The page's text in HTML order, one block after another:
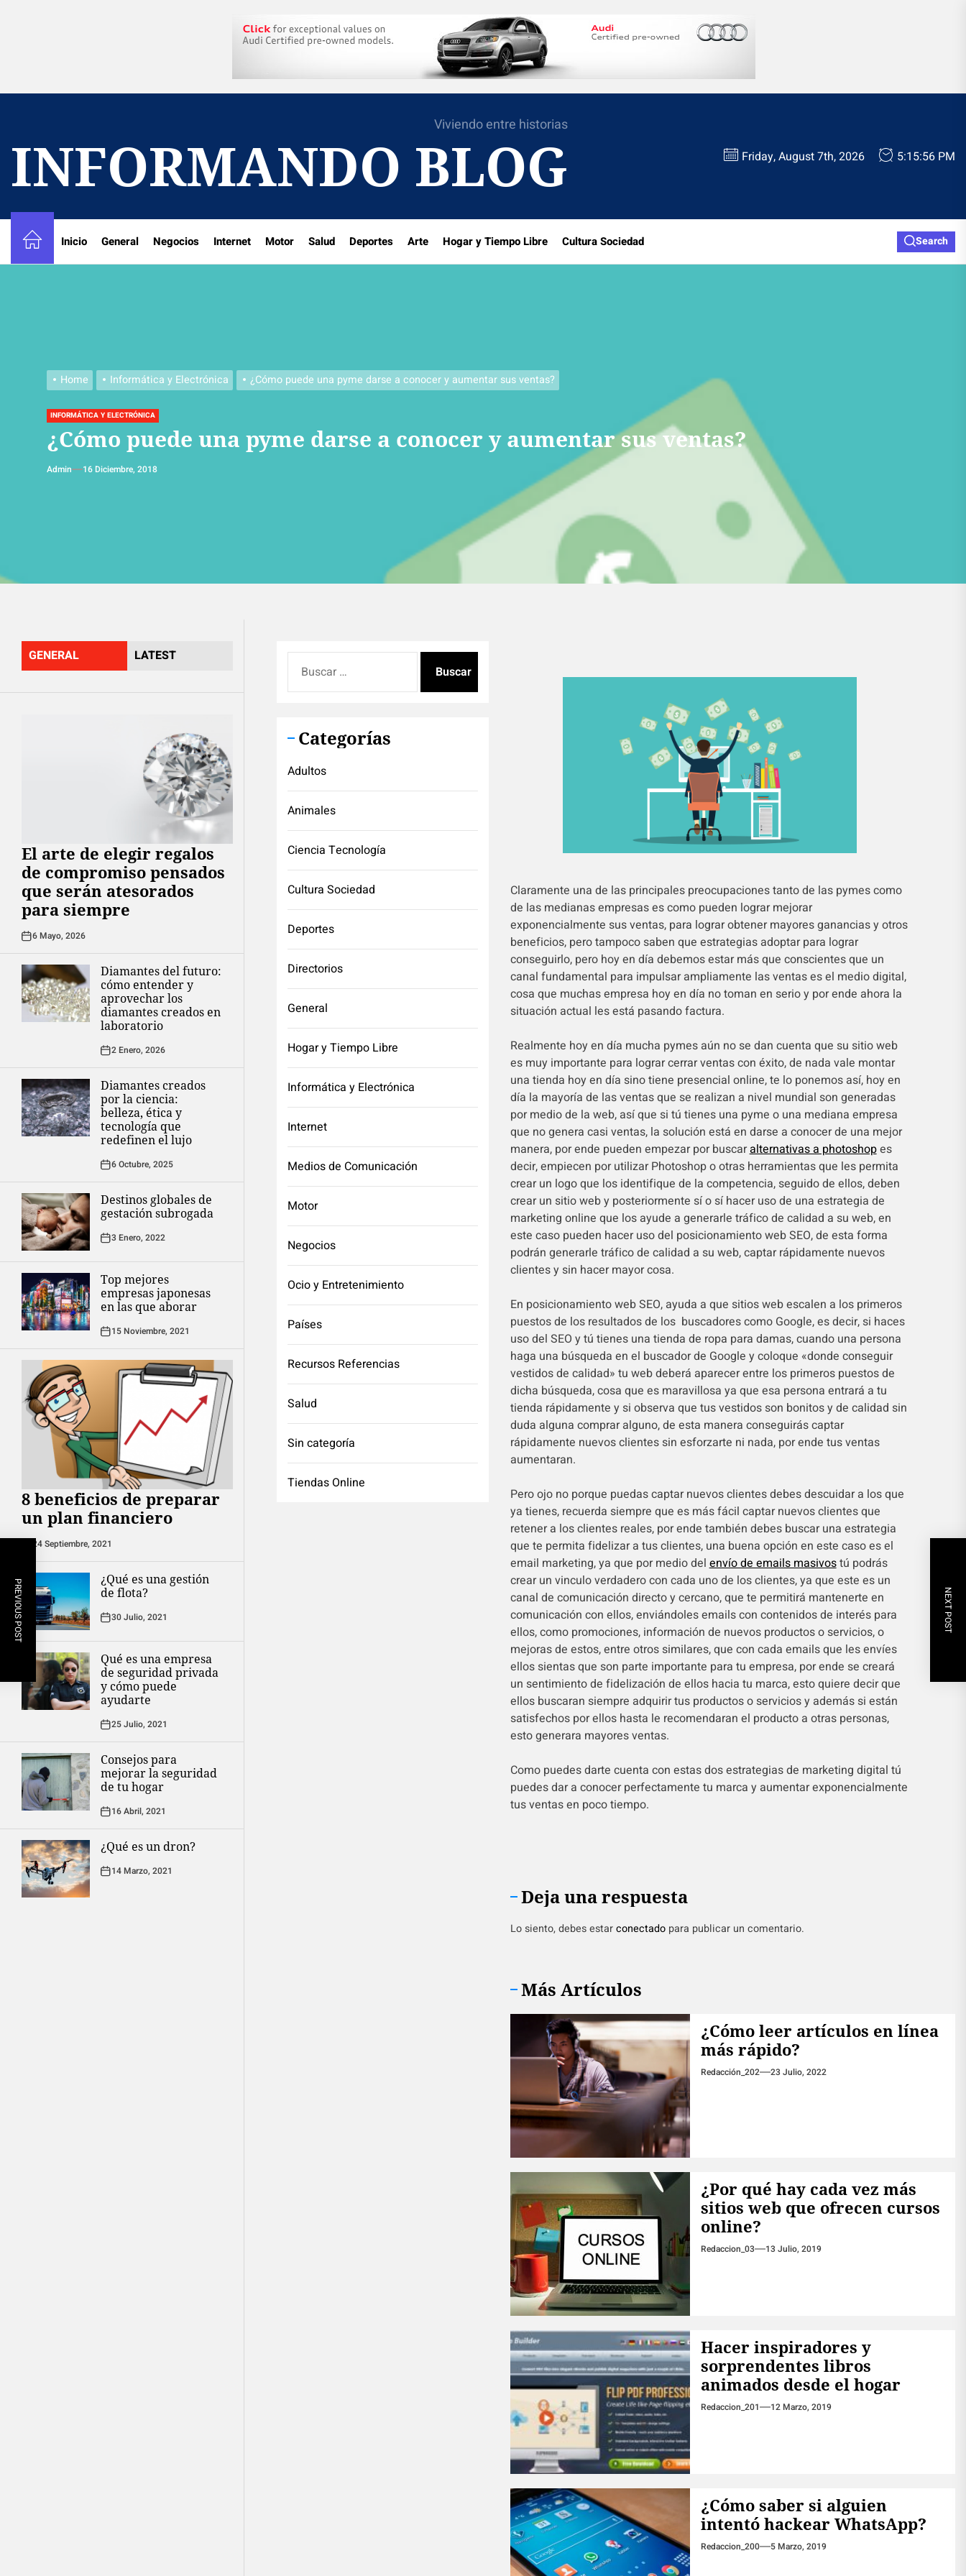
Viviendo entre historias
INFORMANDO BLOG Friday, August 7th, 2026 5:15:57 PM
Inicio General Negocios Internet Motor Salud Deportes Arte Hogar y Tiempo Libre Cultura Sociedad Search
Home Informática y Electrónica ¿Cómo puede una pyme darse a conocer y aumentar sus ventas?
INFORMÁTICA Y ELECTRÓNICA
¿Cómo puede una pyme darse a conocer y aumentar sus ventas?
Admin 16 Diciembre, 2018
GENERAL LATEST
El arte de elegir regalos
de compromiso pensados
que serán atesorados
para siempre
6 Mayo, 2026
Diamantes del futuro:
cómo entender y
aprovechar los
diamantes creados en
laboratorio
2 Enero, 2026
Diamantes creados
por la ciencia:
belleza, ética y
tecnología que
redefinen el lujo
6 Octubre, 2025
Destinos globales de
gestación subrogada
3 Enero, 2022
Top mejores
empresas japonesas
en las que aborar
15 Noviembre, 2021
8 beneficios de preparar
un plan financiero
24 Septiembre, 2021
¿Qué es una gestión
de flota?
30 Julio, 2021
Qué es una empresa
de seguridad privada
y cómo puede
ayudarte
25 Julio, 2021
Consejos para
mejorar la seguridad
de tu hogar
16 Abril, 2021
¿Qué es un dron?
14 Marzo, 2021
Claramente una de las principales preocupaciones tanto de las pymes como
de las medianas empresas es como pueden lograr mejorar
exponencialmente sus ventas, para lograr obtener mayores ganancias y otros
beneficios, pero tampoco saben que estrategias adoptar para lograr
conseguirlo, pero hoy en día debemos estar más que conscientes que un
canal fundamental para impulsar ampliamente las ventas es el medio digital,
cosa que muchas empresa hoy en día no toman en serio y por ende ahora la
situación actual les está pasando factura.
Realmente hoy en día mucha pymes aún no se dan cuenta que su sitio web
es muy importante para lograr cerrar ventas con éxito, de nada vale montar
una tienda hoy en día sino tiene presencial online, te lo ponemos así, hoy en
día la mayoría de las ventas que se realizan a nivel mundial son generadas
por medio de la web, así que si tú tienes una pyme o una mediana empresa
que no genera casi ventas, la solución está en darse a conocer de una mejor
manera, por ende pueden empezar por buscaralternativas a photoshopes
decir, empiecen por utilizar Photoshop o otras herramientas que les permita
crear un logo que los identifique de la competencia, seguido de ellos, deben
crear un sitio web y posteriormente sí o sí hacer uso de una estrategia de
marketing online que los ayude a generarle tráfico de calidad a su web, en
este caso pueden hacer uso del posicionamiento web SEO, de esta forma
podrán generarle tráfico de calidad a su web, captar rápidamente nuevos
clientes y sin hacer mayor cosa.
En posicionamiento web SEO, ayuda a que sitios web escalen a los primeros
puestos de los resultados de los buscadores como Google, es decir, si haces
uso del SEO y tú tienes una tienda de ropa para damas, cuando una persona
haga una búsqueda en el buscador de Google y coloque «donde conseguir
vestidos de calidad» tu web deberá aparecer entre los primeros puestos de
dicha búsqueda, cosa que es maravillosa ya que esa persona entrará a tu
tienda rápidamente y si observa que tus vestidos son bonitos y de calidad sin
duda alguna comprar alguno, de esta manera conseguirás captar
rápidamente nuevos clientes sin esforzarte ni nada, por ende tus ventas
aumentaran.
Pero ojo no porque puedas captar nuevos clientes debes descuidar a los que
ya tienes, recuerda siempre que es más fácil captar nuevos clientes que
retener a los clientes reales, por ende también debes buscar una estrategia
que te permita fidelizar a tus clientes, una buena opción en este caso es el
email marketing, ya que por medio delenvío de emails masivostú podrás
crear un vinculo verdadero con cada uno de los clientes, ya que este es un
canal de comunicación directo y cercano, que te permitirá mantenerte en
comunicación con ellos, enviándoles emails con contenidos de interés para
ellos, como promociones, información de nuevos productos o servicios, o
mejoras de estos, entre otros similares, que con cada emails que les envíes
ellos sientas que son parte importante para tu empresa, por ende se creará
un sentimiento de fidelización de ellos hacia tu marca, esto quiere decir que
ellos buscaran siempre adquirir tus productos o servicios y además si están
satisfechos por ellos hasta le recomendaran el producto a otras personas,
esto generara mayores ventas.
Como puedes darte cuenta con estas dos estrategias de marketing digital tú
puedes dar a conocer perfectamente tu marca y aumentar exponencialmente
tus ventas en poco tiempo.
Deja una respuesta
Lo siento, debes estarconectadopara publicar un comentario.
PREVIOUS POST NEXT POST
Más Artículos
¿Cómo leer artículos en línea
más rápido?
Redacción_202 23 Julio, 2022
¿Por qué hay cada vez más
sitios web que ofrecen cursos
online?
Redaccion_03 13 Julio, 2019
Hacer inspiradores y
sorprendentes libros
animados desde el hogar
Redaccion_201 12 Marzo, 2019
¿Cómo saber si alguien
intentó hackear WhatsApp?
Redaccion_200 5 Marzo, 2019
Categorías
Adultos
Animales
Ciencia Tecnología
Cultura Sociedad
Deportes
Directorios
General
Hogar y Tiempo Libre
Informática y Electrónica
Internet
Medios de Comunicación
Motor
Negocios
Ocio y Entretenimiento
Países
Recursos Referencias
Salud
Sin categoría
Tiendas Online